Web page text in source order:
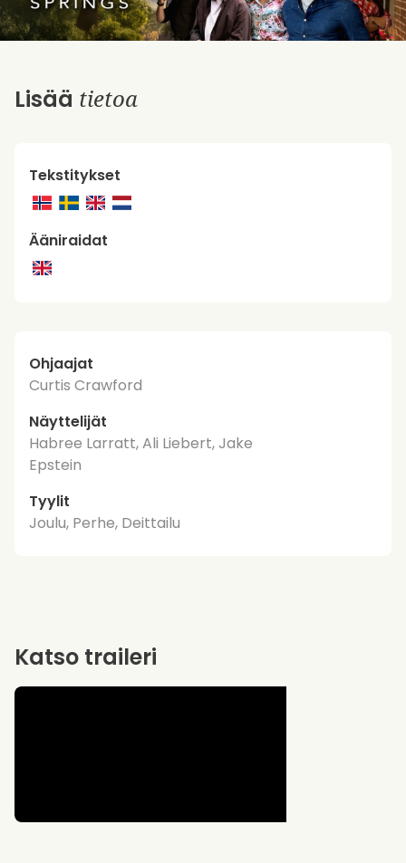
Lisää tietoa
Tekstitykset
Ääniraidat
Ohjaajat
Curtis Crawford
Näyttelijät
Habree Larratt, Ali Liebert, Jake
Epstein
Tyylit
Joulu, Perhe, Deittailu
Katso traileri